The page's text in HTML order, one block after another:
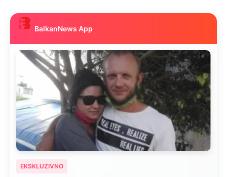
BalkanNews App
EKSKLUZIVNO